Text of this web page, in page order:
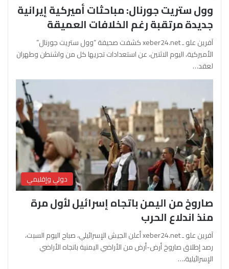
وول ستريت جورنال: مباحثات أميركية إيرانية
جديدة مرتقبة رغم الخلافات العميقة
آفرين علو ـ xeber24.net كشفت صحيفة “وول ستريت جورنال”
الأميركية، اليوم الاثنين، عن استعدادات تجريها كل من واشنطن وطهران
لعقد…
دولي وإقليمي
صاروخ من اليمن باتجاه إسرائيل لأول مرة
منذ اندلاع الحرب
آفرين علو ـ xeber24.net أعلن الجيش الإسرائيلي، صباح اليوم السبت،
رصد إطلاق صاروخ أرض-أرض من الأراضي اليمنية باتجاه الأراضي
الإسرائيلية،…